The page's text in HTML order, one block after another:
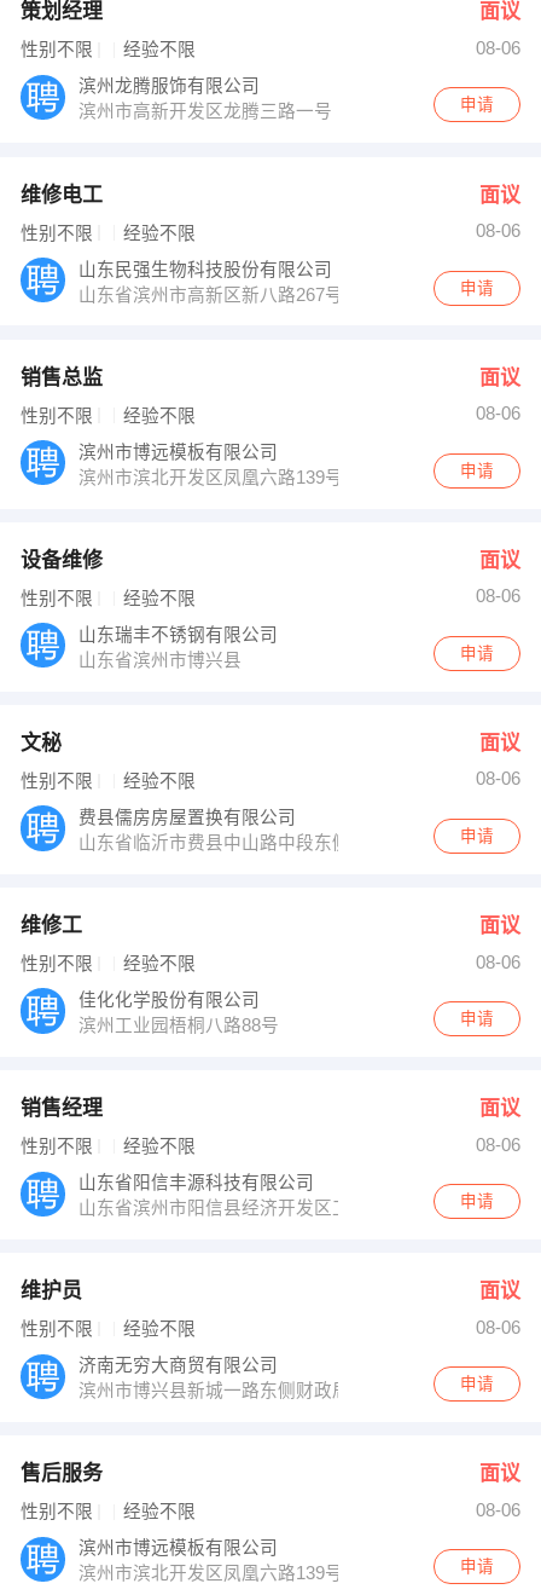
策划经理 面议
性别不限 经验不限
08-06
滨州龙腾服饰有限公司
滨州市高新开发区龙腾三路一号
申请
维修电工 面议
性别不限 经验不限
08-06
山东民强生物科技股份有限公司
山东省滨州市高新区新八路267号
申请
销售总监 面议
性别不限 经验不限
08-06
滨州市博远模板有限公司
滨州市滨北开发区凤凰六路139号
申请
设备维修 面议
性别不限 经验不限
08-06
山东瑞丰不锈钢有限公司
山东省滨州市博兴县
申请
文秘 面议
性别不限 经验不限
08-06
费县儒房房屋置换有限公司
山东省临沂市费县中山路中段东侧
申请
维修工 面议
性别不限 经验不限
08-06
佳化化学股份有限公司
滨州工业园梧桐八路88号
申请
销售经理 面议
性别不限 经验不限
08-06
山东省阳信丰源科技有限公司
山东省滨州市阳信县经济开发区工业七路
申请
维护员 面议
性别不限 经验不限
08-06
济南无穷大商贸有限公司
滨州市博兴县新城一路东侧财政局北临
申请
售后服务 面议
性别不限 经验不限
08-06
滨州市博远模板有限公司
滨州市滨北开发区凤凰六路139号
申请